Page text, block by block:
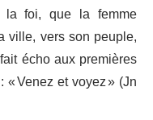
la foi, que la femme
ville, vers son peuple,
écho aux premières
Venez et voyez » (Jn